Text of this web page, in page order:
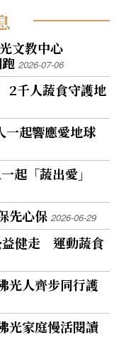
文教中心
跑2026-07-06
2千人蔬食守護地
起響應愛地球
「蔬出愛」
先心保2026-06-29
益健走 運動蔬食
光人齊步同行護
光家庭慢活閱讀